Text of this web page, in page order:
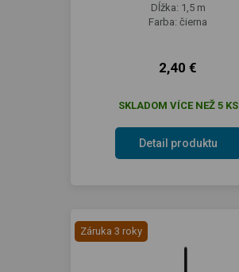
Dĺžka: 1,5 m
Farba: čierna
2,40 €
SKLADOM VÍCE NEŽ 5 KS
Detail produktu
Záruka 3 roky